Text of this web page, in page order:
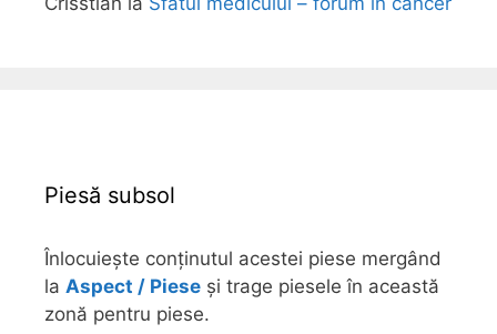
Piesă subsol
Înlocuiește conținutul acestei piese mergând
la Aspect / Piese și trage piesele în această
zonă pentru piese.